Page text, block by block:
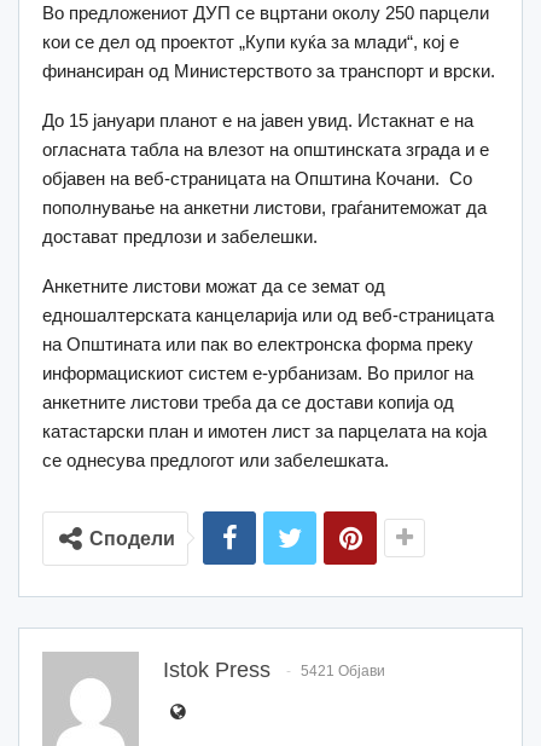
Во предложениот ДУП се вцртани околу 250 парцели
кои се дел од проектот „Купи куќа за млади“, кој е
финансиран од Министерството за транспорт и врски.
До 15 јануари планот е на јавен увид. Истакнат е на
огласната табла на влезот на општинската зграда и е
објавен на веб-страницата на Општина Кочани. Со
пополнување на анкетни листови, граѓанитеможат да
достават предлози и забелешки.
Анкетните листови можат да се земат од
едношалтерската канцеларија или од веб-страницата
на Општината или пак во електронска форма преку
информацискиот систем е-урбанизам. Во прилог на
анкетните листови треба да се достави копија од
катастарски план и имотен лист за парцелата на која
се однесува предлогот или забелешката.
Сподели
Istok Press 5421 Објави